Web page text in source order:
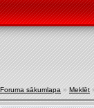
Foruma sākumlapa » Meklēt